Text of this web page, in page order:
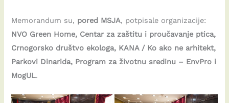
Memorandum su, pored MSJA, potpisale organizacije:
NVO Green Home, Centar za zaštitu i proučavanje ptica,
Crnogorsko društvo ekologa, KANA / Ko ako ne arhitekt,
Parkovi Dinarida, Program za životnu sredinu – EnvPro i
MogUL.